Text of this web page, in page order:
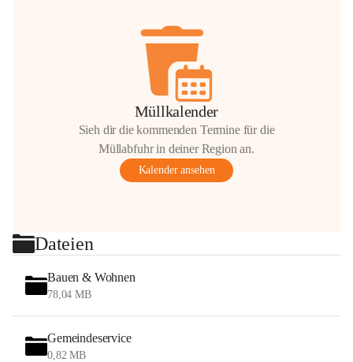
Müllkalender
Sieh dir die kommenden Termine für die
Müllabfuhr in deiner Region an.
Kalender ansehen
Dateien
Bauen & Wohnen
78,04 MB
Gemeindeservice
0,82 MB